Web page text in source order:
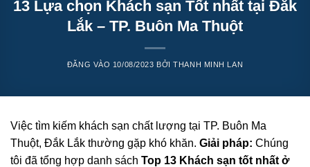
13 Lựa chọn Khách sạn Tốt nhất tại Đắk
Lắk – TP. Buôn Ma Thuột
ĐĂNG VÀO 10/08/2023 BỞITHANH MINH LAN
Việc tìm kiếm khách sạn chất lượng tại TP. Buôn Ma
Thuột, Đắk Lắk thường gặp khó khăn. Giải pháp: Chúng
tôi đã tổng hợp danh sách Top 13 Khách sạn tốt nhất ở